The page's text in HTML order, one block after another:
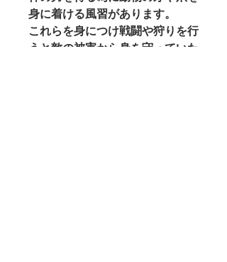
身に着ける風習があります。
これらを身につけ戦闘や狩りを行
うと敵の被害から身を守っていた